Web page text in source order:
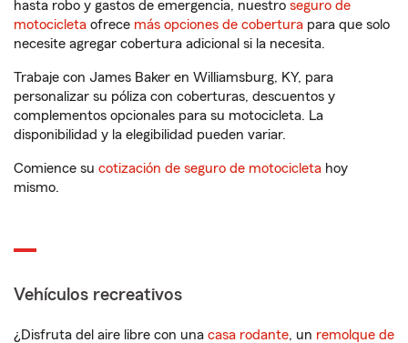
hasta robo y gastos de emergencia, nuestro seguro de
motocicleta ofrece más opciones de cobertura para que solo
necesite agregar cobertura adicional si la necesita.
Trabaje con James Baker en Williamsburg, KY, para
personalizar su póliza con coberturas, descuentos y
complementos opcionales para su motocicleta. La
disponibilidad y la elegibilidad pueden variar.
Comience su cotización de seguro de motocicleta hoy
mismo.
Vehículos recreativos
¿Disfruta del aire libre con una casa rodante, un remolque de